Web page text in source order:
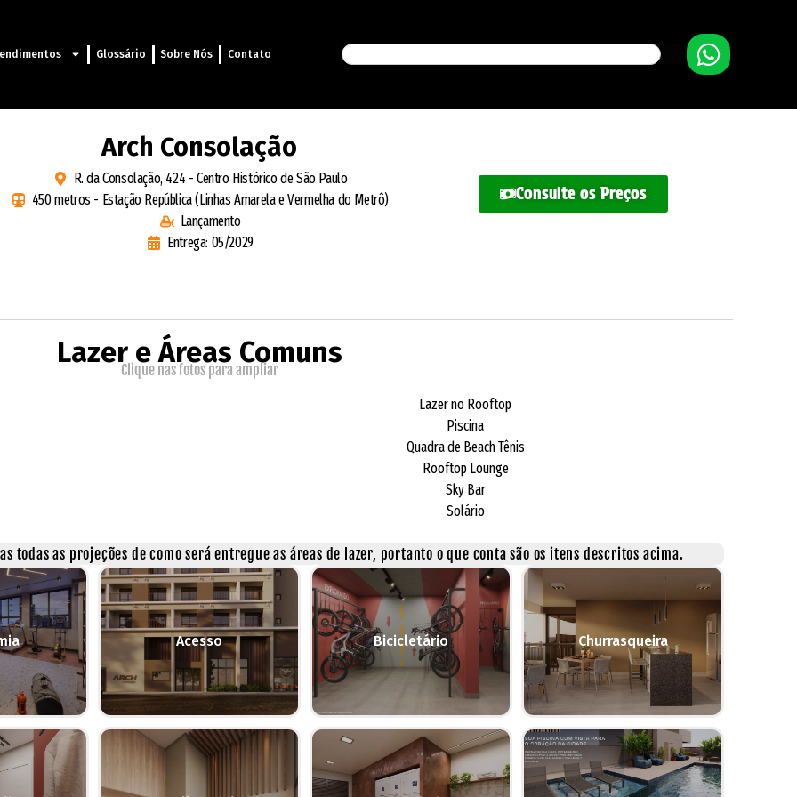
Glossário Sobre Nós Contato
Arch Consolação
R. da Consolação, 424 - Centro Histórico de São Paulo
450 metros - Estação República (Linhas Amarela e Vermelha do Metrô)
Lançamento
Entrega: 05/2029
Consulte os Preços
Lazer e Áreas Comuns
Clique nas fotos para ampliar
Lazer no Rooftop
Piscina
Quadra de Beach Tênis
Rooftop Lounge
Sky Bar
Solário
todas as projeções de como será entregue as áreas de lazer, portanto o que conta são os itens descritos acima.
Acesso Bicicletário Churrasqueira